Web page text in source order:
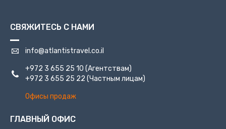
представляют собой ступенчатый оазис, вмещающий
в себя невероятные монументы, фонтаны, светильники
и вазоны. Оазис, который со своей вершины
города.
Хайфа приятно удивит и обрадует, как любителей
приключений, и поклонников ночного драйва
СВЯЖИТЕСЬ С НАМИ
info@atlantistravel.co.il
+972 3 655 25 10 (Агентствам)
+972 3 655 25 22 (Частным лицам)
Офисы продаж
ГЛАВНЫЙ ОФИС